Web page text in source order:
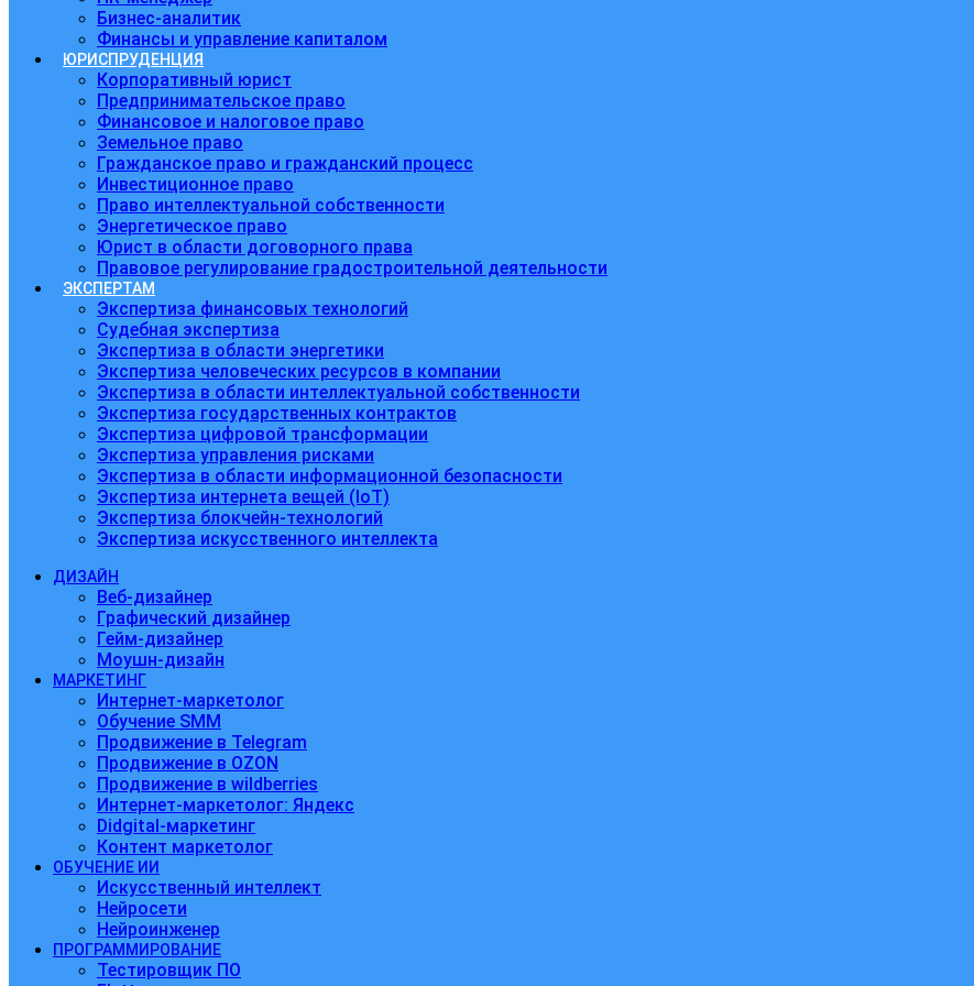
Бизнес-аналитик
Финансы и управление капиталом
ЮРИСПРУДЕНЦИЯ
Корпоративный юрист
Предпринимательское право
Финансовое и налоговое право
Земельное право
Гражданское право и гражданский процесс
Инвестиционное право
Право интеллектуальной собственности
Энергетическое право
Юрист в области договорного права
Правовое регулирование градостроительной деятельности
ЭКСПЕРТАМ
Экспертиза финансовых технологий
Судебная экспертиза
Экспертиза в области энергетики
Экспертиза человеческих ресурсов в компании
Экспертиза в области интеллектуальной собственности
Экспертиза государственных контрактов
Экспертиза цифровой трансформации
Экспертиза управления рисками
Экспертиза в области информационной безопасности
Экспертиза интернета вещей (IoT)
Экспертиза блокчейн-технологий
Экспертиза искусственного интеллекта
ДИЗАЙН
Веб-дизайнер
Графический дизайнер
Гейм-дизайнер
Моушн-дизайн
МАРКЕТИНГ
Интернет-маркетолог
Обучение SMM
Продвижение в Telegram
Продвижение в OZON
Продвижение в wildberries
Интернет-маркетолог: Яндекс
Didgital-маркетинг
Контент маркетолог
ОБУЧЕНИЕ ИИ
Искусственный интеллект
Нейросети
Нейроинженер
ПРОГРАММИРОВАНИЕ
Тестировщик ПО